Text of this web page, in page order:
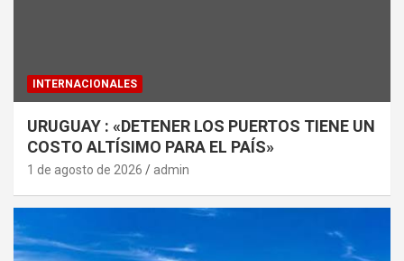
INTERNACIONALES
URUGUAY : «DETENER LOS PUERTOS TIENE UN
COSTO ALTÍSIMO PARA EL PAÍS»
1 de agosto de 2026 admin